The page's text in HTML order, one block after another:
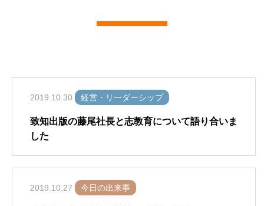
2019.10.30 経営・リーダーシップ
致知出版の藤尾社長と志教育について語り合いま
した
2019.10.27 今日の出来事